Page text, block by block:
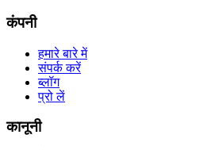
कंपनी
हमारे बारे में
संपर्क करें
ब्लॉग
प्रो लें
कानूनी